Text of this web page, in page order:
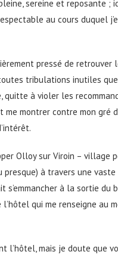
sereine et reposante
au cours duquel
pressé de retrouver
tribulations inutiles
quitte à violer les
me montrer contre mon gré
Olloy sur Viroin – village
à travers une vaste
s’emmancher à la sortie du
l’hôtel qui me renseigne au
l’hôtel, mais je doute que